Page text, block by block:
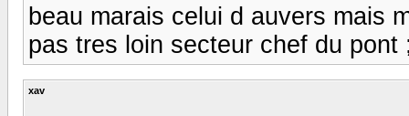
beau marais celui d auvers mais
pas tres loin secteur chef du pont
xav